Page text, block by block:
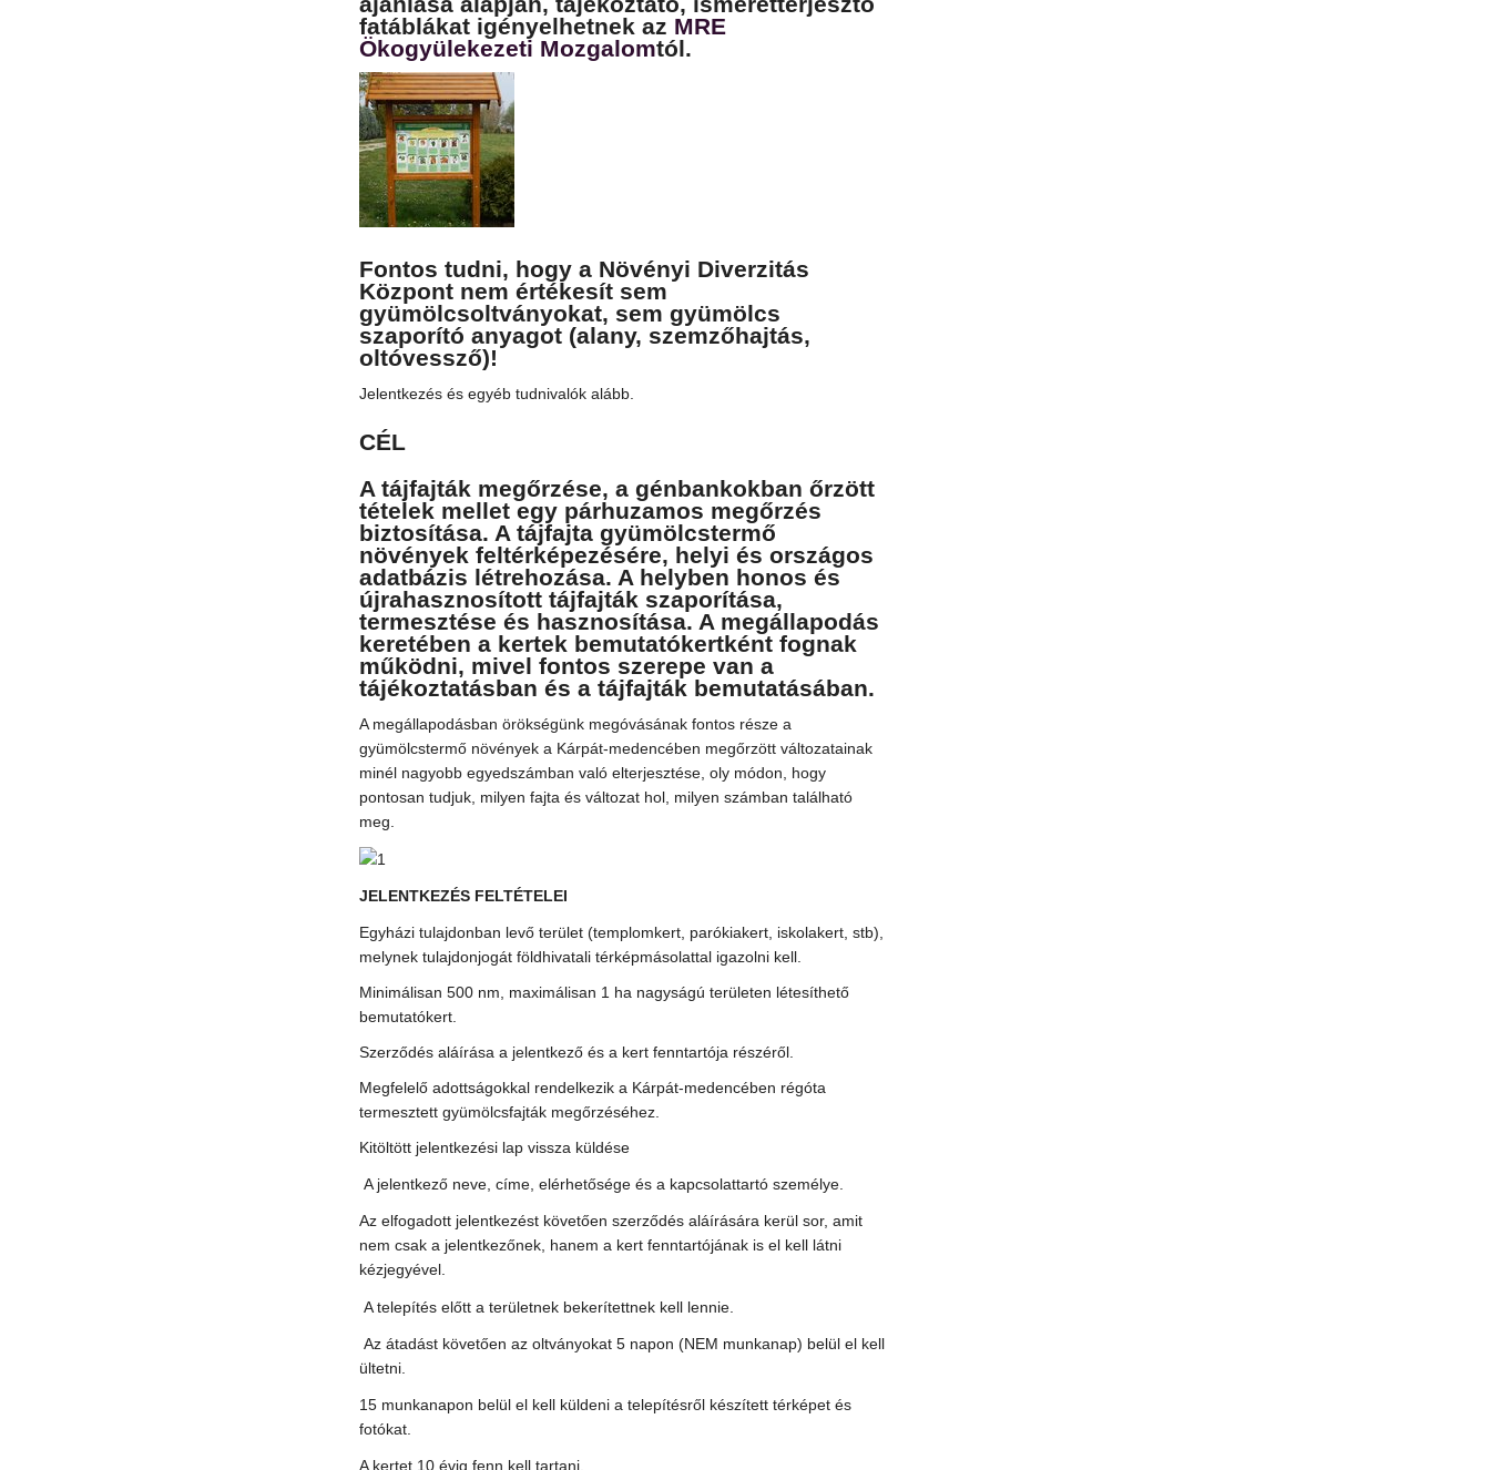
fatáblákat igényelhetnek az MRE
Ökogyülekezeti Mozgalomtól.
Fontos tudni, hogy a Növényi Diverzitás
Központ nem értékesít sem
gyümölcsoltványokat, sem gyümölcs
szaporító anyagot (alany, szemzőhajtás,
oltóvessző)!
Jelentkezés és egyéb tudnivalók alább.
CÉL
A tájfajták megőrzése, a génbankokban őrzött
tételek mellet egy párhuzamos megőrzés
biztosítása. A tájfajta gyümölcstermő
növények feltérképezésére, helyi és országos
adatbázis létrehozása. A helyben honos és
újrahasznosított tájfajták szaporítása,
termesztése és hasznosítása. A megállapodás
keretében a kertek bemutatókertként fognak
működni, mivel fontos szerepe van a
tájékoztatásban és a tájfajták bemutatásában.
A megállapodásban örökségünk megóvásának fontos része a
gyümölcstermő növények a Kárpát-medencében megőrzött változatainak
minél nagyobb egyedszámban való elterjesztése, oly módon, hogy
pontosan tudjuk, milyen fajta és változat hol, milyen számban található
meg.
JELENTKEZÉS FELTÉTELEI
Egyházi tulajdonban levő terület (templomkert, parókiakert, iskolakert, stb),
melynek tulajdonjogát földhivatali térképmásolattal igazolni kell.
Minimálisan 500 nm, maximálisan 1 ha nagyságú területen létesíthető
bemutatókert.
Szerződés aláírása a jelentkező és a kert fenntartója részéről.
Megfelelő adottságokkal rendelkezik a Kárpát-medencében régóta
termesztett gyümölcsfajták megőrzéséhez.
Kitöltött jelentkezési lap vissza küldése
A jelentkező neve, címe, elérhetősége és a kapcsolattartó személye.
Az elfogadott jelentkezést követően szerződés aláírására kerül sor, amit
nem csak a jelentkezőnek, hanem a kert fenntartójának is el kell látni
kézjegyével.
A telepítés előtt a területnek bekerítettnek kell lennie.
Az átadást követően az oltványokat 5 napon (NEM munkanap) belül el kell
ültetni.
15 munkanapon belül el kell küldeni a telepítésről készített térképet és
fotókat.
A kertet 10 évig fenn kell tartani.